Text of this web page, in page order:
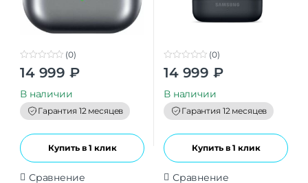
0
t
o
f
5
(0)
14 999 ₽
В наличии
Гарантия 12 месяцев
Купить в 1 клик
Сравнение
0
t
o
f
5
(0)
14 999 ₽
В наличии
Гарантия 12 месяцев
Купить в 1 клик
Сравнение